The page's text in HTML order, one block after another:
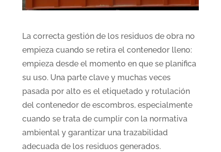
La correcta gestión de los residuos de obra no
empieza cuando se retira el contenedor lleno:
empieza desde el momento en que se planifica
su uso. Una parte clave y muchas veces
pasada por alto es el etiquetado y rotulación
del contenedor de escombros, especialmente
cuando se trata de cumplir con la normativa
ambiental y garantizar una trazabilidad
adecuada de los residuos generados.